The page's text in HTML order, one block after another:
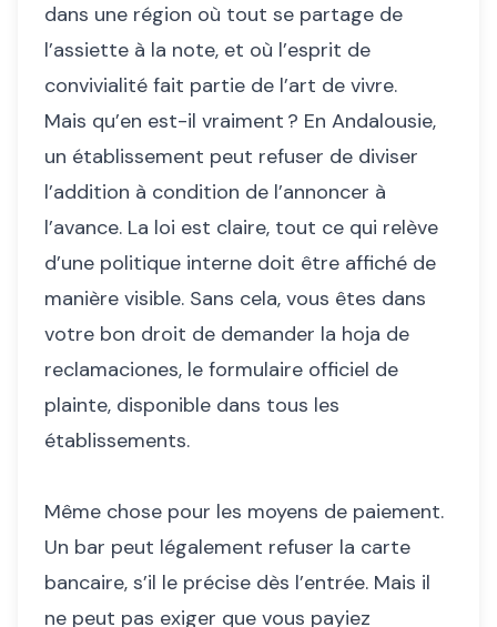
dans une région où tout se partage de
l’assiette à la note, et où l’esprit de
convivialité fait partie de l’art de vivre.
Mais qu’en est-il vraiment ? En Andalousie,
un établissement peut refuser de diviser
l’addition à condition de l’annoncer à
l’avance. La loi est claire, tout ce qui relève
d’une politique interne doit être affiché de
manière visible. Sans cela, vous êtes dans
votre bon droit de demander la hoja de
reclamaciones, le formulaire officiel de
plainte, disponible dans tous les
établissements.
Même chose pour les moyens de paiement.
Un bar peut légalement refuser la carte
bancaire, s’il le précise dès l’entrée. Mais il
ne peut pas exiger que vous payiez